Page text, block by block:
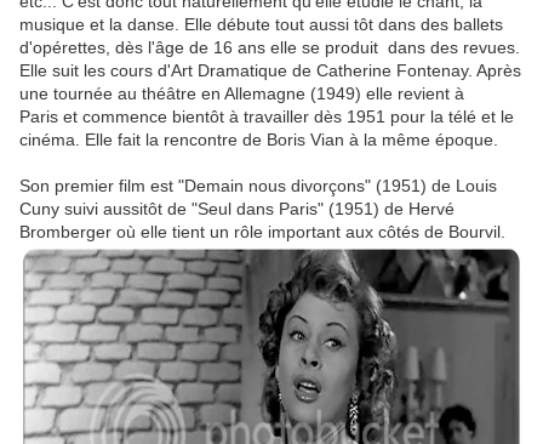
musique et la danse. Elle débute tout aussi tôt dans des ballets
d'opérettes, dès l'âge de 16 ans elle se produit dans des revues.
Elle suit les cours d'Art Dramatique de Catherine Fontenay. Après
une tournée au théâtre en Allemagne (1949) elle revient à
Paris et commence bientôt à travailler dès 1951 pour la télé et le
cinéma. Elle fait la rencontre de Boris Vian à la même époque.
Son premier film est "Demain nous divorçons" (1951) de Louis
Cuny suivi aussitôt de "Seul dans Paris" (1951) de Hervé
Bromberger où elle tient un rôle important aux côtés de Bourvil.